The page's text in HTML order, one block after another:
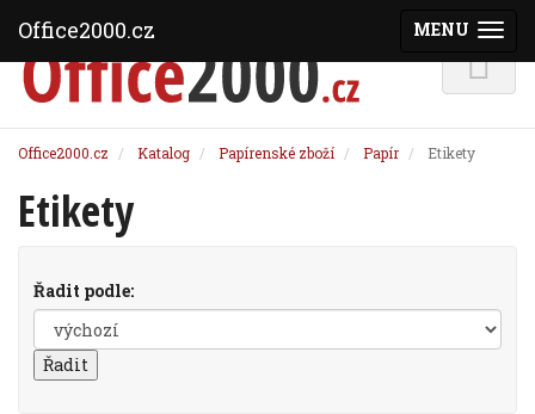
Office2000.cz Katalog Papírenské zboží Papír Etikety
Etikety
Řadit podle:
MENU
Office2000.cz